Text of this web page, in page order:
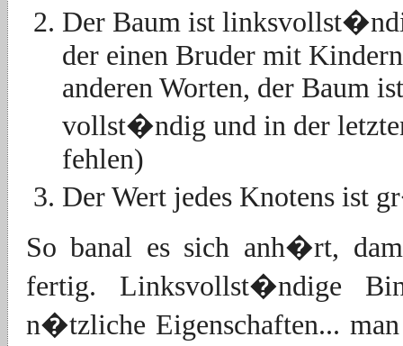
Der Baum ist
der einen Bruder mit
anderen Worten, der Baum
vollst�ndig und in der
fehlen)
Der Wert jedes Knotens ist
So banal es sich anh�rt,
fertig. Linksvollst�ndige
n�tzliche Eigenschaften...